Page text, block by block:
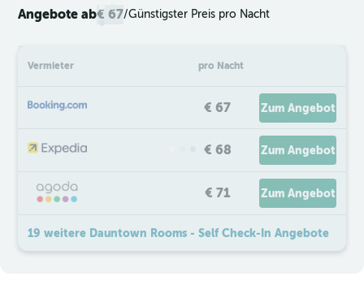
Angebote ab€ 67/Günstigster Preis pro Nacht
Vermieter pro Nacht
€ 67 Zum Angebot
€ 68 Zum Angebot
€ 71 Zum Angebot
19 weitere Dauntown Rooms - Self Check-In Angebote